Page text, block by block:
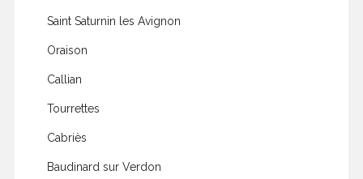
Saint Saturnin les Avignon
Oraison
Callian
Tourrettes
Cabriès
Baudinard sur Verdon